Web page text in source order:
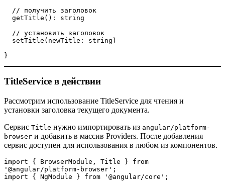
}
TitleService в действии
Рассмотрим использование TitleService для чтения и
установки заголовка текущего документа.
Сервис Title нужно импортировать из angular/platform-
browser и добавить в массив Providers. После добавления
сервис доступен для использования в любом из компонентов.
import { BrowserModule, Title } from
'@angular/platform-browser';
import { NgModule } from '@angular/core';